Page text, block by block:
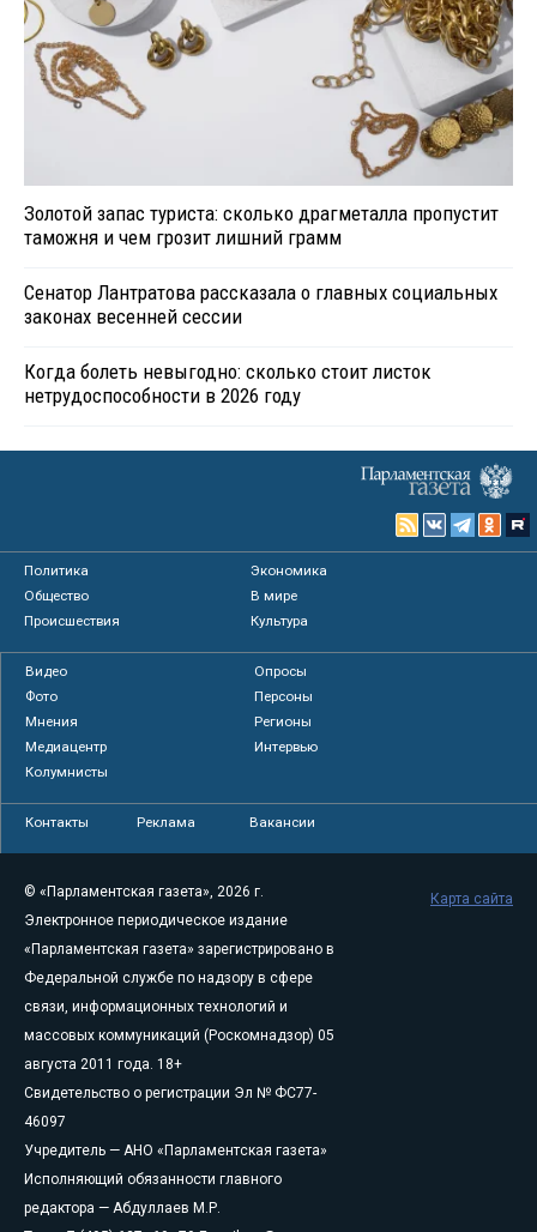
Золотой запас туриста: сколько драгметалла пропустит
таможня и чем грозит лишний грамм
Сенатор Лантратова рассказала о главных социальных
законах весенней сессии
Когда болеть невыгодно: сколько стоит листок
нетрудоспособности в 2026 году
Политика
Экономика
Общество
В мире
Происшествия
Культура
Видео
Опросы
Фото
Персоны
Мнения
Регионы
Медиацентр
Интервью
Колумнисты
Контакты Реклама Вакансии
© «Парламентская газета», 2026 г.
Электронное периодическое издание
«Парламентская газета» зарегистрировано в
Федеральной службе по надзору в сфере
связи, информационных технологий и
массовых коммуникаций (Роскомнадзор) 05
августа 2011 года. 18+
Свидетельство о регистрации Эл № ФС77-
46097
Учредитель — АНО «Парламентская газета»
Исполняющий обязанности главного
редактора — Абдуллаев М.Р.
Карта сайта